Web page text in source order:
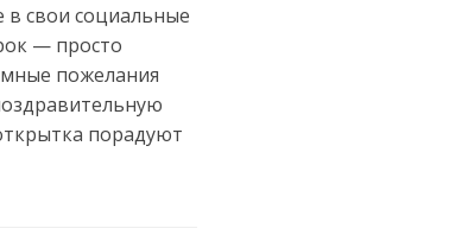
свои социальные
— просто
пожелания
порадуют